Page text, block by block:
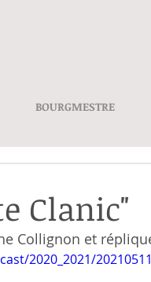
BOURGMESTRE
Clanic"
Collignon et
2020_2021/